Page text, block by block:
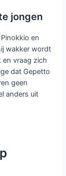
jongen
en
wakker wordt
en vraag zich
dat Gepetto
geen
anders uit